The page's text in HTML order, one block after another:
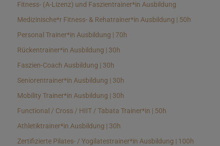
Fitness- (A-Lizenz) und Faszientrainer*in Ausbildung
Medizinische*r Fitness- & Rehatrainer*in Ausbildung | 50h
Personal Trainer*in Ausbildung | 70h
Rückentrainer*in Ausbildung | 30h
Faszien-Coach Ausbildung | 30h
Seniorentrainer*in Ausbildung | 30h
Mobility Trainer*in Ausbildung | 30h
Functional / Cross / HIIT / Tabata Trainer*in | 50h
Athletiktrainer*in Ausbildung | 30h
Zertifizierte Pilates- / Yogilatestrainer*in Ausbildung | 100h